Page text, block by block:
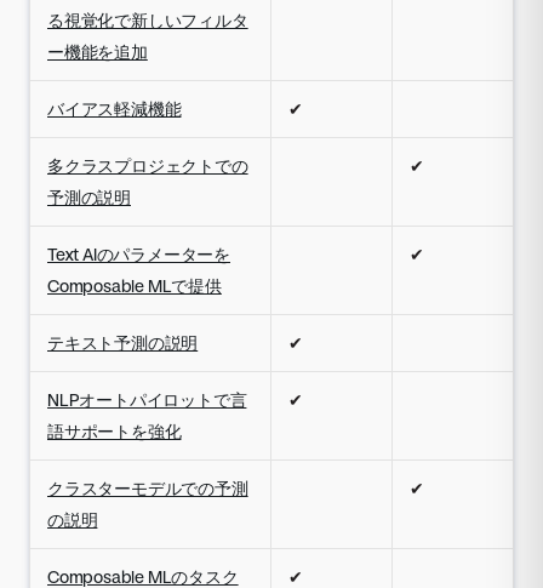
る視覚化で新しいフィルタ
ー機能を追加
バイアス軽減機能 ✔
多クラスプロジェクトでの
予測の説明
✔
Text AIのパラメーターを
Composable MLで提供
✔
テキスト予測の説明 ✔
NLPオートパイロットで言
語サポートを強化
✔
クラスターモデルでの予測
の説明
✔
Composable MLのタスク
✔